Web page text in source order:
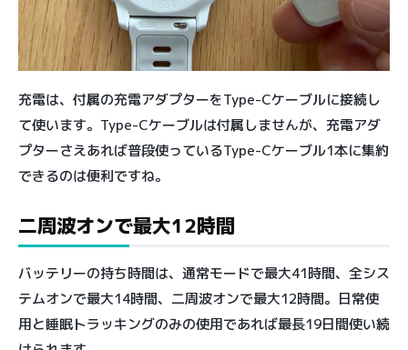
充電は、付属の充電アダプターをType-Cケーブルに接続し
て使います。Type-Cケーブルは付属しませんが、充電アダ
プターさえあれば普段使っているType-Cケーブル1本に集約
できるのは便利ですね。
二周波オンで最大12時間
バッテリーの持ち時間は、通常モードで最大41時間、全シス
テムオンで最大14時間、二周波オンで最大12時間。日常使
用と睡眠トラッキングのみの使用であれば最長19日間使い続